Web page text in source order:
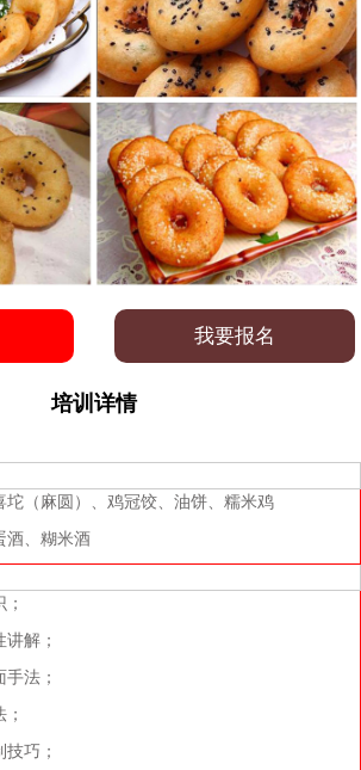
我要报名
培训详情
坨（麻圆）、鸡冠饺、油饼、糯米鸡
酒、糊米酒
解；
法；
巧；